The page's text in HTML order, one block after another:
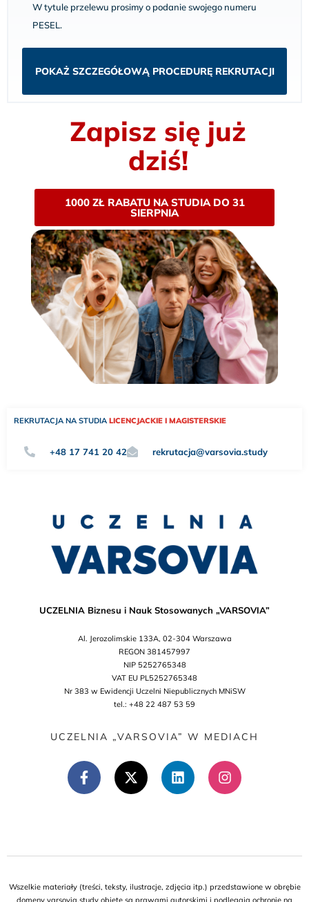
W tytule przelewu prosimy o podanie swojego numeru
PESEL.
POKAŻ SZCZEGÓŁOWĄ PROCEDURĘ REKRUTACJI
Zapisz się już
dziś!
1000 ZŁ RABATU NA STUDIA DO 31
SIERPNIA
REKRUTACJA NA STUDIA LICENCJACKIE I MAGISTERSKIE
+48 17 741 20 42 rekrutacja@varsovia.study
UCZELNIA Biznesu i Nauk Stosowanych „VARSOVIA”
Al. Jerozolimskie 133A, 02-304 Warszawa
REGON 381457997
NIP 5252765348
VAT EU PL5252765348
Nr 383 w Ewidencji Uczelni Niepublicznych MNiSW
tel.: +48 22 487 53 59
UCZELNIA „VARSOVIA” W MEDIACH
Wszelkie materiały (treści, teksty, ilustracje, zdjęcia itp.) przedstawione w obrębie
domeny varsovia.study objęte są prawami autorskimi i podlegają ochronie na